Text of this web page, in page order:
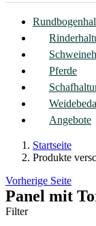
Pferde
Angebote
Startseite
Produkte
Vorherige Seite
Panel mit
Filter